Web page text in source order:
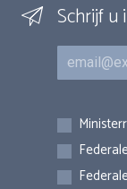
Schrijf u
E-mail